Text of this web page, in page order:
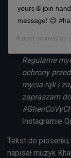
yours 🌐 join
message! 😉
A post shared by
Regularne
ochrony
mycia rąk i
zapraszam
Instagramie
Tekst do
napisał muzyk